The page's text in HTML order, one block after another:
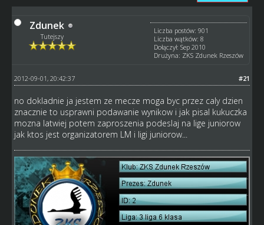
Zdunek
Tutejszy
Liczba postów: 901
Liczba wątków: 8
Dołączył: Sep 2010
Drużyna: ZKS Zdunek Rzeszów
#21
2012-09-01, 20:42:37
no dokladnie ja jestem ze mecze moga byc przez caly dzien
znacznie to usprawni podawanie wynikow i jak pisal kukuczka
mozna latwiej potem zaproszenia podeslaj na lige juniorow
jak ktos jest organizatorem LM i ligi juniorow...